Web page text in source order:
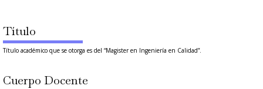
Título
Título académico que se otorga es del “Magister en Ingeniería en Calidad”.
Cuerpo Docente